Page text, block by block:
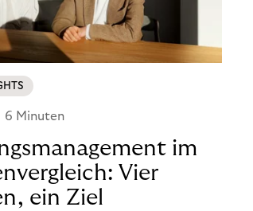
6 Minuten
im
Vier
ein Ziel